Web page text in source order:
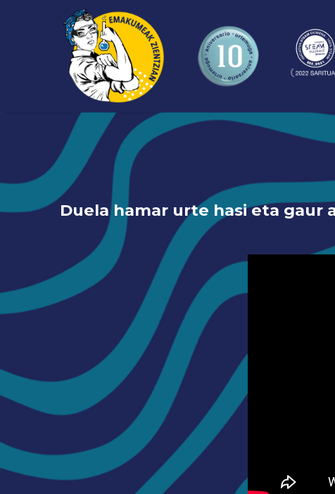
Duela hamar urte hasi eta gaur